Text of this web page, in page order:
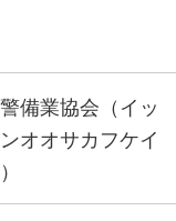
備業協会（イッ
オオサカフケイ